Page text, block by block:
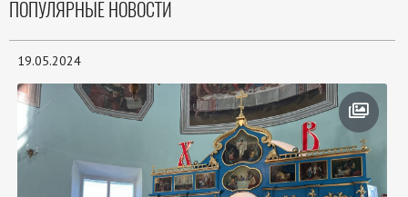
ПОПУЛЯРНЫЕ НОВОСТИ
19.05.2024